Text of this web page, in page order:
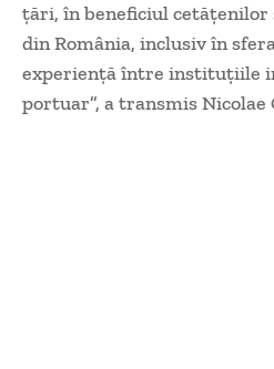
țări, în beneficiul cetățenilor
din România, inclusiv în
experiență între instituțiile
portuar”, a transmis Nicolae